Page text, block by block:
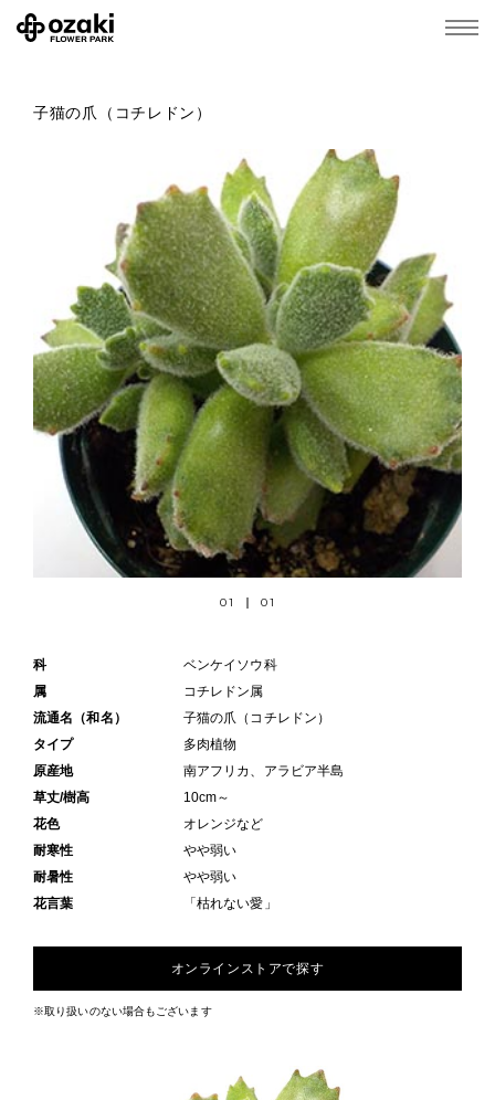
子猫の爪（コチレドン）
01 01
科
ベンケイソウ科
属
コチレドン属
流通名（和名）
子猫の爪（コチレドン）
タイプ
多肉植物
原産地
南アフリカ、アラビア半島
草丈/樹高
10cm～
花色
オレンジなど
耐寒性
やや弱い
耐暑性
やや弱い
花言葉
「枯れない愛」
オンラインストアで探す
※取り扱いのない場合もございます